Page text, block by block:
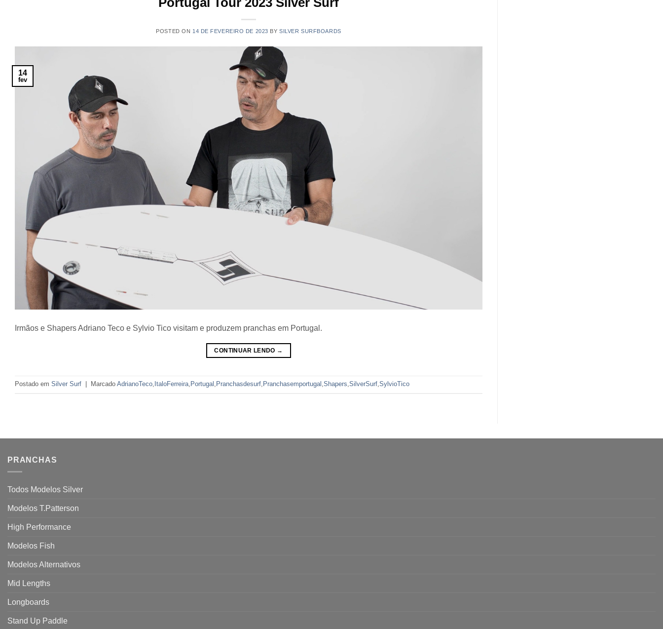
POSTED ON 14 DE FEVEREIRO DE 2023 BYSILVER SURFBOARDS
14
fev
Irmãos e Shapers Adriano Teco e Sylvio Tico visitam e produzem pranchas em Portugal.
CONTINUAR LENDO →
Postado em Silver Surf Marcado AdrianoTeco, ItaloFerreira, Portugal , Pranchasdesurf, Pranchasemportugal ,Shapers,SilverSurf,SylvioTico
PRANCHAS
Todos Modelos Silver
Modelos T.Patterson
High Performance
Modelos Fish
Modelos Alternativos
Mid Lengths
Longboards
Stand Up Paddle